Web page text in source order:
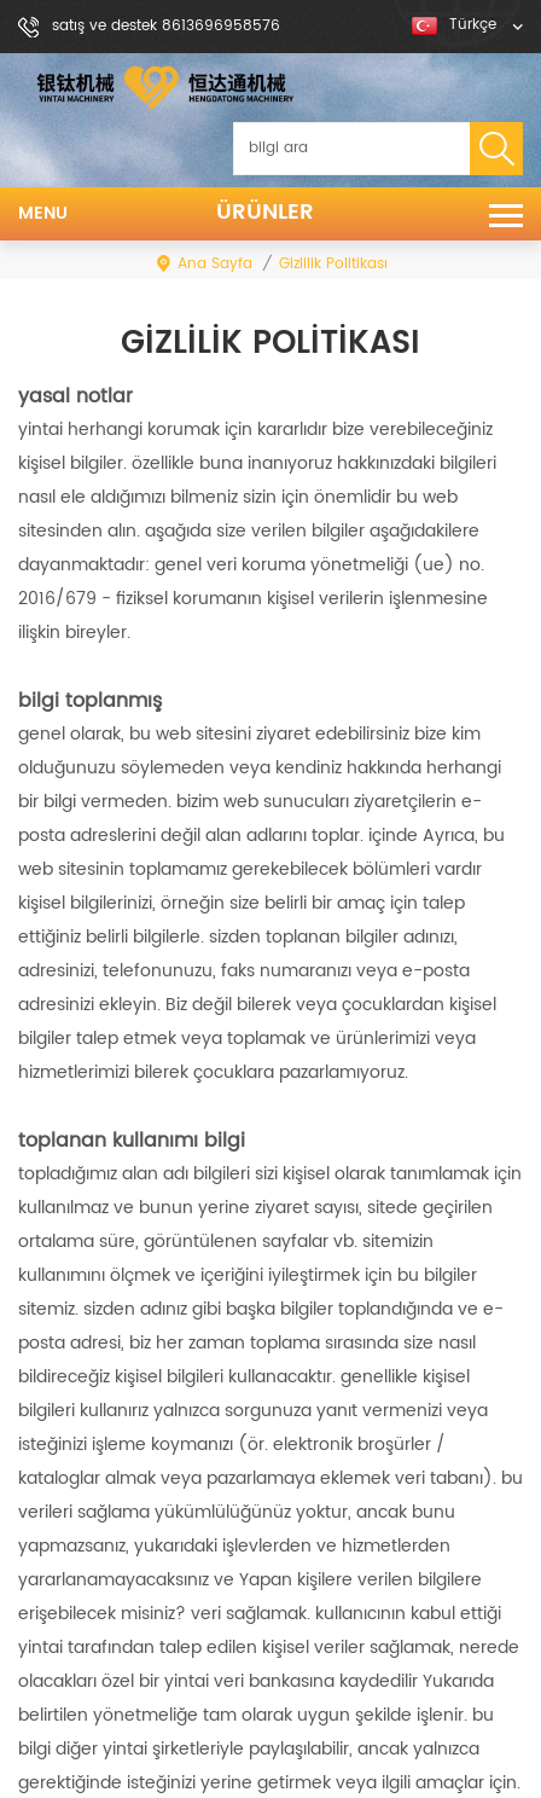
satış ve destek 8613696958576 Türkçe
ÜRÜNLER
MENU
Ana Sayfa / Gizlilik Politikası
GIZLILIK POLITIKASI
yasal notlar
yintai herhangi korumak için kararlıdır bize verebileceğiniz
kişisel bilgiler. özellikle buna inanıyoruz hakkınızdaki bilgileri
nasıl ele aldığımızı bilmeniz sizin için önemlidir bu web
sitesinden alın. aşağıda size verilen bilgiler aşağıdakilere
dayanmaktadır: genel veri koruma yönetmeliği (ue) no.
2016/679 - fiziksel korumanın kişisel verilerin işlenmesine
ilişkin bireyler.
bilgi toplanmış
genel olarak, bu web sitesini ziyaret edebilirsiniz bize kim
olduğunuzu söylemeden veya kendiniz hakkında herhangi
bir bilgi vermeden. bizim web sunucuları ziyaretçilerin e-
posta adreslerini değil alan adlarını toplar. içinde Ayrıca, bu
web sitesinin toplamamız gerekebilecek bölümleri vardır
kişisel bilgilerinizi, örneğin size belirli bir amaç için talep
ettiğiniz belirli bilgilerle. sizden toplanan bilgiler adınızı,
adresinizi, telefonunuzu, faks numaranızı veya e-posta
adresinizi ekleyin. Biz değil bilerek veya çocuklardan kişisel
bilgiler talep etmek veya toplamak ve ürünlerimizi veya
hizmetlerimizi bilerek çocuklara pazarlamıyoruz.
toplanan kullanımı bilgi
topladığımız alan adı bilgileri sizi kişisel olarak tanımlamak için
kullanılmaz ve bunun yerine ziyaret sayısı, sitede geçirilen
ortalama süre, görüntülenen sayfalar vb. sitemizin
kullanımını ölçmek ve içeriğini iyileştirmek için bu bilgiler
sitemiz. sizden adınız gibi başka bilgiler toplandığında ve e-
posta adresi, biz her zaman toplama sırasında size nasıl
bildireceğiz kişisel bilgileri kullanacaktır. genellikle kişisel
bilgileri kullanırız yalnızca sorgunuza yanıt vermenizi veya
isteğinizi işleme koymanızı (ör. elektronik broşürler /
kataloglar almak veya pazarlamaya eklemek veri tabanı). bu
verileri sağlama yükümlülüğünüz yoktur, ancak bunu
yapmazsanız, yukarıdaki işlevlerden ve hizmetlerden
yararlanamayacaksınız ve Yapan kişilere verilen bilgilere
erişebilecek misiniz? veri sağlamak. kullanıcının kabul ettiği
yintai tarafından talep edilen kişisel veriler sağlamak, nerede
olacakları özel bir yintai veri bankasına kaydedilir Yukarıda
belirtilen yönetmeliğe tam olarak uygun şekilde işlenir. bu
bilgi diğer yintai şirketleriyle paylaşılabilir, ancak yalnızca
gerektiğinde isteğinizi yerine getirmek veya ilgili amaçlar için.